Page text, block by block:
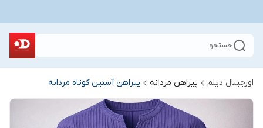
جستجو
اورجینال دیلم پیراهن مردانه پیراهن آستین کوتاه مردانه